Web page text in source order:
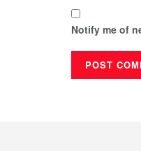
Notify me of